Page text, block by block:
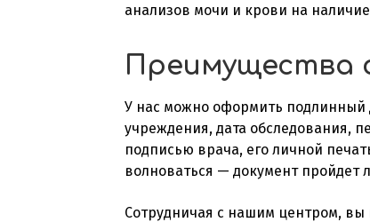
анализов мочи и крови на
Преимущества
У нас можно оформить подлинный
учреждения, дата обследования,
подписью врача, его личной
волноваться — документ пройдет
Сотрудничая с нашим центром, вы